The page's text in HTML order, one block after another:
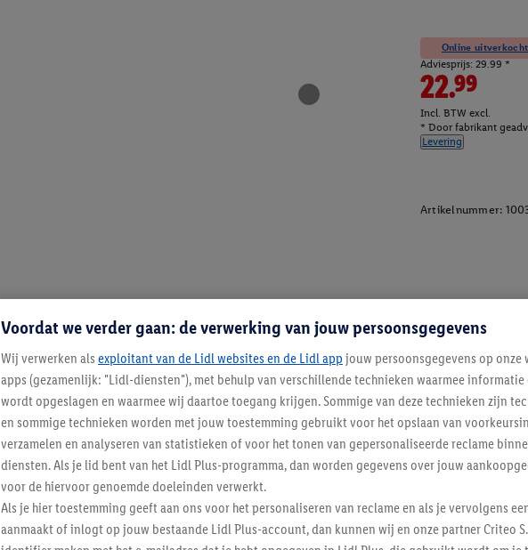
Online
Adviesprijs: 29.99 *
22.99
Incl. BTW excl.
* Door fabrikant
Levering
Artikelnummer:
Voordat we verder gaan: de verwerking van jouw persoonsgegevens
Wij verwerken als exploitant van de Lidl websites en de Lidl app jouw persoonsgegevens op onze
apps (gezamenlijk: "Lidl-diensten"), met behulp van verschillende technieken waarmee
wordt opgeslagen en waarmee wij daartoe toegang krijgen. Sommige van deze technieken zijn
en sommige technieken worden met jouw toestemming gebruikt voor het opslaan van
verzamelen en analyseren van statistieken of voor het tonen van gepersonaliseerde reclame
diensten. Als je lid bent van het Lidl Plus-programma, dan worden gegevens over jouw
voor de hiervoor genoemde doeleinden verwerkt.
Als je hier toestemming geeft aan ons voor het personaliseren van reclame en als je vervolgens
aanmaakt of inlogt op jouw bestaande Lidl Plus-account, dan kunnen wij en onze partner Criteo